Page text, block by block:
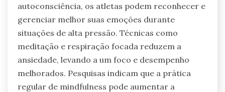
autoconsciência, os atletas podem reconhecer e
gerenciar melhor suas emoções durante
situações de alta pressão. Técnicas como
meditação e respiração focada reduzem a
ansiedade, levando a um foco e desempenho
melhorados. Pesquisas indicam que a prática
regular de mindfulness pode aumentar a